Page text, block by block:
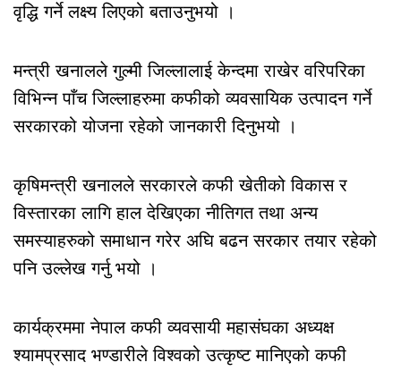
वृद्धि गर्ने लक्ष्य लिएको बताउनुभयो ।
मन्त्री खनालले गुल्मी जिल्लालाई केन्दमा राखेर वरिपरिका
विभिन्न पाँच जिल्लाहरुमा कफीको व्यवसायिक उत्पादन गर्ने
सरकारको योजना रहेको जानकारी दिनुभयो ।
कृषिमन्त्री खनालले सरकारले कफी खेतीको विकास र
विस्तारका लागि हाल देखिएका नीतिगत तथा अन्य
समस्याहरुको समाधान गरेर अघि बढन सरकार तयार रहेको
पनि उल्लेख गर्नु भयो ।
कार्यक्रममा नेपाल कफी व्यवसायी महासंघका अध्यक्ष
श्यामप्रसाद भण्डारीले विश्वको उत्कृष्ट मानिएको कफी